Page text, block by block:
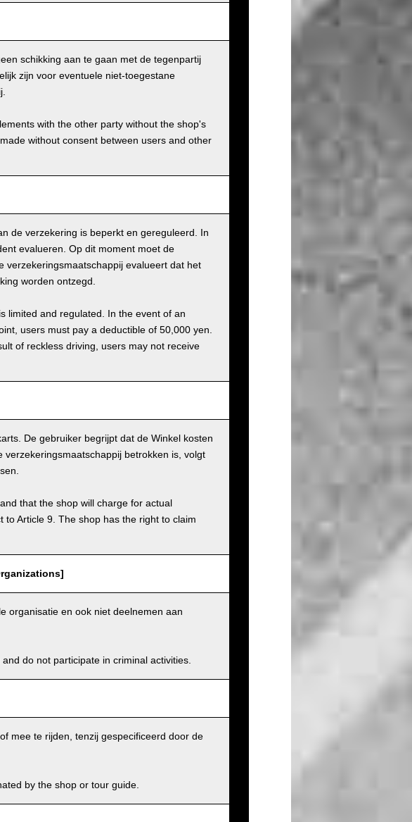
schikking aan te gaan met de tegenpartij
zijn voor eventuele niet-toegestane
with the other party without the shop's
without consent between users and other
de verzekering is beperkt en gereguleerd. In
evalueren. Op dit moment moet de
verzekeringsmaatschappij evalueert dat het
worden ontzegd.
limited and regulated. In the event of an
users must pay a deductible of 50,000 yen.
of reckless driving, users may not receive
De gebruiker begrijpt dat de Winkel kosten
betrokken is, volgt
that the shop will charge for actual
Article 9. The shop has the right to claim
organisatie en ook niet deelnemen aan
do not participate in criminal activities.
mee te rijden, tenzij gespecificeerd door de
by the shop or tour guide.